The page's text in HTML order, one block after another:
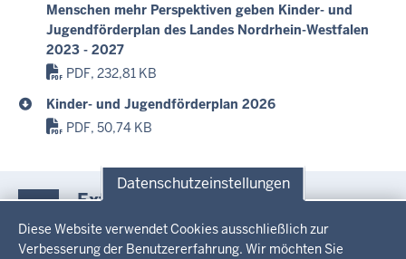
Datenschutzeinstellungen
Diese Website verwendet Cookies ausschließlich zur
Verbesserung der Benutzererfahrung. Wir möchten Sie
Menschen mehr Perspektiven geben Kinder- und
Jugendförderplan des Landes Nordrhein-Westfalen
2023 - 2027
PDF, 232,81 KB
Kinder- und Jugendförderplan 2026
PDF, 50,74 KB
Externe Links
zum Thema